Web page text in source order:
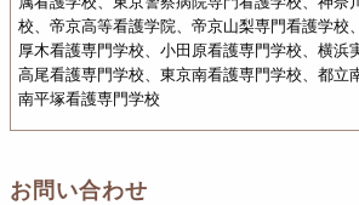
校、帝京高等看護学院、帝京山梨専門看護学校
厚木看護専門学校、小田原看護専門学校、横浜
高尾看護専門学校、東京南看護専門学校、都立
南平塚看護専門学校
お問い合わせ